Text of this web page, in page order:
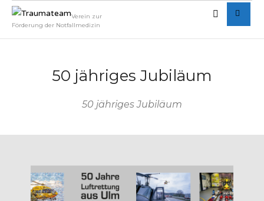
Verein zur
Förderung der Notfallmedizin
50 jähriges Jubiläum
50 jähriges Jubiläum